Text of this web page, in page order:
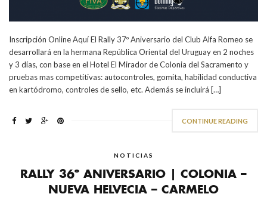
Inscripción Online Aquí El Rally 37º Aniversario del Club Alfa Romeo se
desarrollará en la hermana República Oriental del Uruguay en 2 noches
y 3 días, con base en el Hotel El Mirador de Colonia del Sacramento y
pruebas mas competitivas: autocontroles, gomita, habilidad conductiva
en kartódromo, controles de sello, etc. Además se incluirá […]
CONTINUE READING
NOTICIAS
RALLY 36º ANIVERSARIO | COLONIA –
NUEVA HELVECIA – CARMELO